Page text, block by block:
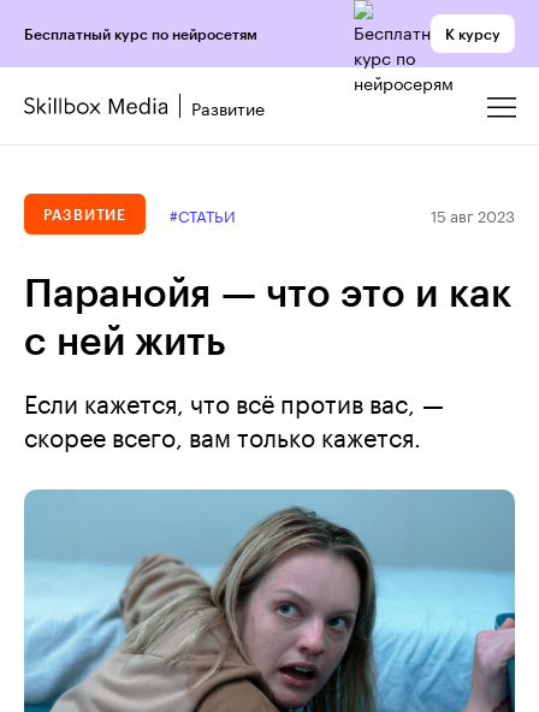
Бесплатный курс по нейросетям К курсу
Развитие
РАЗВИТИЕ #СТАТЬИ 15 авг 2023
Паранойя — что это и как
с ней жить
Если кажется, что всё против вас, —
скорее всего, вам только кажется.